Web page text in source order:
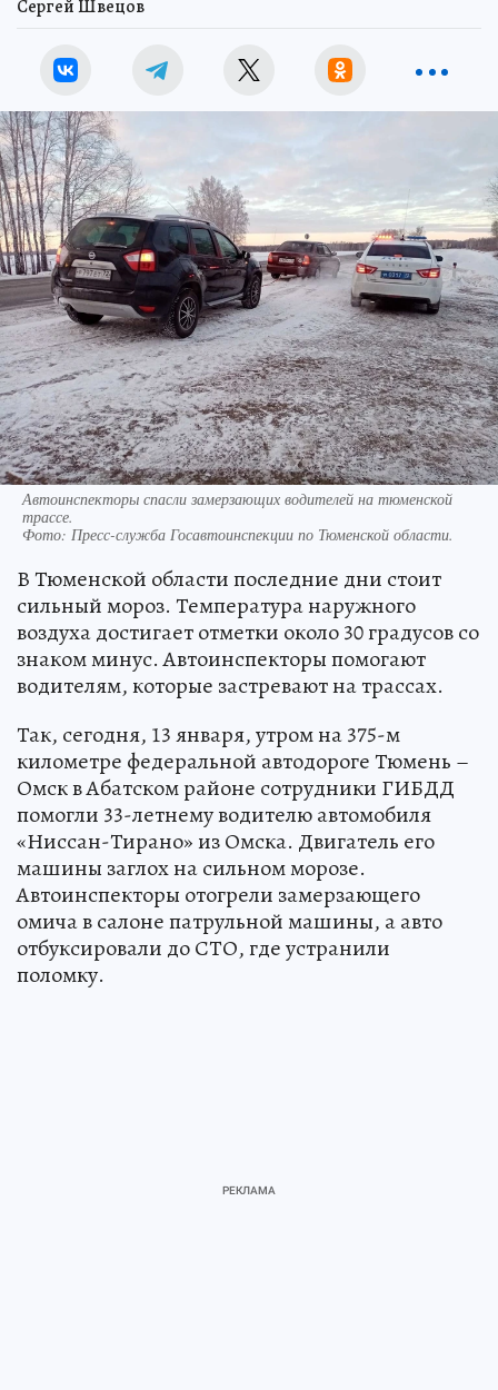
Сергей Швецов
Автоинспекторы спасли замерзающих водителей на тюменской
трассе.
Фото: Пресс-служба Госавтоинспекции по Тюменской области.
В Тюменской области последние дни стоит
сильный мороз. Температура наружного
воздуха достигает отметки около 30 градусов со
знаком минус. Автоинспекторы помогают
водителям, которые застревают на трассах.
Так, сегодня, 13 января, утром на 375-м
километре федеральной автодороге Тюмень –
Омск в Абатском районе сотрудники ГИБДД
помогли 33-летнему водителю автомобиля
«Ниссан-Тирано» из Омска. Двигатель его
машины заглох на сильном морозе.
Автоинспекторы отогрели замерзающего
омича в салоне патрульной машины, а авто
отбуксировали до СТО, где устранили
поломку.